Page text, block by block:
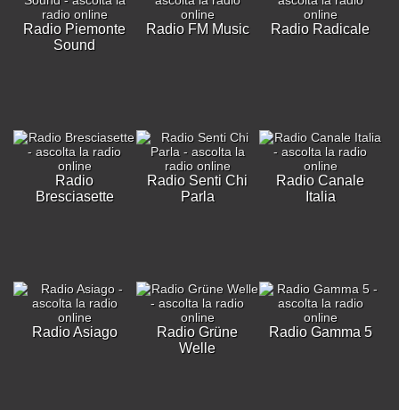
Radio Piemonte
Sound
Radio FM Music Radio Radicale
Radio
Bresciasette
Radio Senti Chi
Parla
Radio Canale
Italia
Radio Asiago
Radio Grüne
Welle
Radio Gamma 5